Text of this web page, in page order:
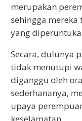
merupakan
sehingga
yang
Secara, dulunya
tidak menutupi
diganggu oleh
sederhananya,
upaya
keselamatan.